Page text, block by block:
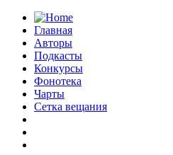
Главная
Авторы
Подкасты
Конкурсы
Фонотека
Чарты
Сетка вещания